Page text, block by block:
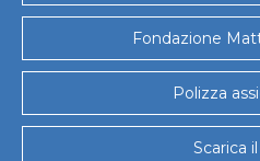
Fondazione
Polizza
Scarica